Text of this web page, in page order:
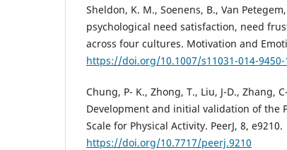
Sheldon, K. M., Soenens, B., Van
psychological need satisfaction, need
across four cultures. Motivation and
https://doi.org/10.1007/s11031-014-9450-
Chung, P- K., Zhong, T., Liu, J-D., Zhang,
Development and initial validation of the
Scale for Physical Activity. PeerJ, 8, e9210.
https://doi.org/10.7717/peerj.9210